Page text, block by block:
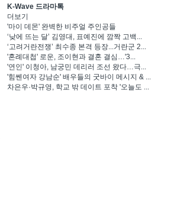
K-Wave 드라마톡
더보기
'마이 데몬' 완벽한 비주얼 주인공들
‘낮에 뜨는 달’ 김영대, 표예진에 깜짝 고백...
‘고려거란전쟁’ 최수종 본격 등장...거란군 2...
'혼례대첩' 로운, 조이현과 결혼 결심…'3...
'연인' 이청아, 남궁민 데리러 조선 왔다…극...
'힘쎈여자 강남순' 배우들의 굿바이 메시지 & ...
차은우·박규영, 학교 밖 데이트 포착 '오늘도 ...